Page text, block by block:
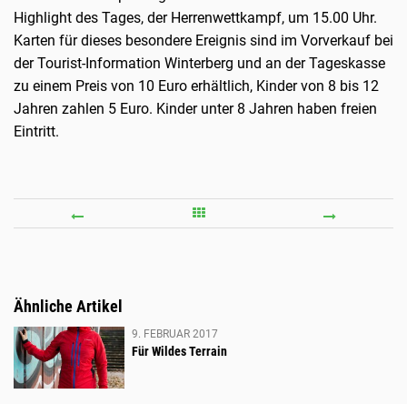
Highlight des Tages, der Herrenwettkampf, um 15.00 Uhr.
Karten für dieses besondere Ereignis sind im Vorverkauf bei
der Tourist-Information Winterberg und an der Tageskasse
zu einem Preis von 10 Euro erhältlich, Kinder von 8 bis 12
Jahren zahlen 5 Euro. Kinder unter 8 Jahren haben freien
Eintritt.
ZEHN
SPANNUNG
UND
SPORTLICHE
HÖCHSTLEISTUNGEN:
Ähnliche Artikel
9. FEBRUAR 2017
Für Wildes Terrain